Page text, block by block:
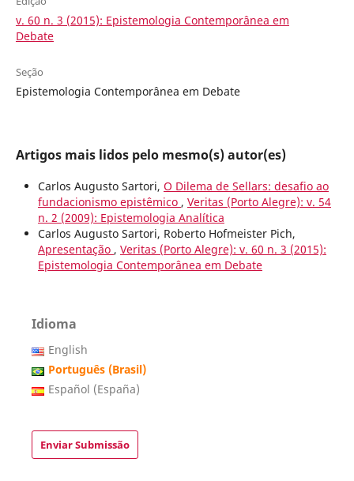
v. 60 n. 3 (2015): Epistemologia Contemporânea em
Debate
Seção
Epistemologia Contemporânea em Debate
Artigos mais lidos pelo mesmo(s) autor(es)
Carlos Augusto Sartori, O Dilema de Sellars: desafio ao
fundacionismo epistêmico , Veritas (Porto Alegre): v. 54
n. 2 (2009): Epistemologia Analítica
Carlos Augusto Sartori, Roberto Hofmeister Pich,
Apresentação , Veritas (Porto Alegre): v. 60 n. 3 (2015):
Epistemologia Contemporânea em Debate
Idioma
English
Português (Brasil)
Español (España)
Enviar Submissão